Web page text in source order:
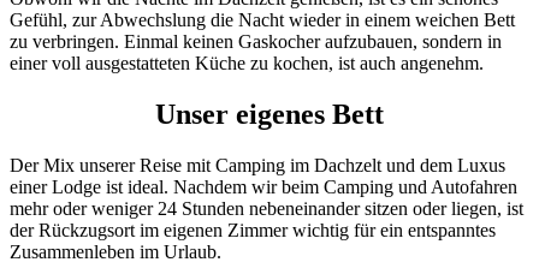
Gefühl, zur Abwechslung die Nacht wieder in einem weichen Bett
zu verbringen. Einmal keinen Gaskocher aufzubauen, sondern in
einer voll ausgestatteten Küche zu kochen, ist auch angenehm.
Unser eigenes Bett
Der Mix unserer Reise mit Camping im Dachzelt und dem Luxus
einer Lodge ist ideal. Nachdem wir beim Camping und Autofahren
mehr oder weniger 24 Stunden nebeneinander sitzen oder liegen, ist
der Rückzugsort im eigenen Zimmer wichtig für ein entspanntes
Zusammenleben im Urlaub.